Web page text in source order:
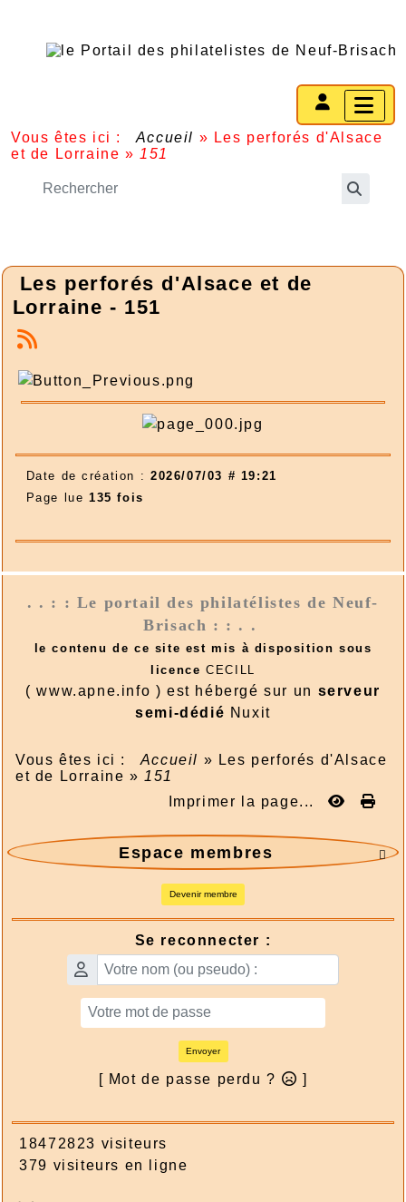
Vous êtes ici : Accueil » Les perforés d'Alsace
et de Lorraine » 151
Les perforés d'Alsace et de
Lorraine - 151
Date de création : 2026/07/03 # 19:21
Page lue 135 fois
. . : : Le portail des philatélistes de Neuf-
Brisach : : . .
le contenu de ce site est mis à disposition sous
licence CECILL
( www.apne.info ) est hébergé sur un serveur
semi-dédié Nuxit
Vous êtes ici : Accueil » Les perforés d'Alsace
et de Lorraine » 151
Imprimer la page...

Espace membres
Devenir membre
Se reconnecter :
Envoyer
[ Mot de passe perdu ? ]
18472823 visiteurs
379 visiteurs en ligne